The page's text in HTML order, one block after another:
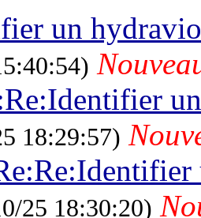
un
18:29:57)
25 18:30:20)